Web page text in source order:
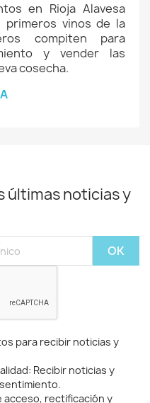
en Rioja Alavesa
vinos de la
compiten para
y vender las
cosecha.
últimas noticias y
para recibir noticias y
Recibir noticias y
rectificación y